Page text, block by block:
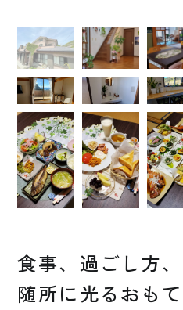
食事、過ごし方
随所に光るおも